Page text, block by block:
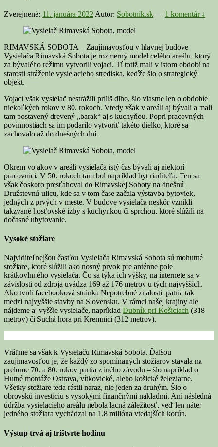
Zverejnené: 11. januára 2022 Autor: Sobotnik.sk — 1 komentár ↓
RIMAVSKÁ SOBOTA – Zaujímavosťou v hlavnej budove
Vysielača Rimavská Sobota je rozmerný model celého areálu, ktorý
za bývalého režimu vytvorili vojaci. Tí totiž mali v istom období na
starosti stráženie vysielacieho strediska, keďže šlo o strategický
objekt.
Vojaci však vysielač nestrážili príliš dlho, šlo vlastne len o obdobie
niekoľkých rokov v 80. rokoch. Vtedy však v areáli aj bývali a mali
tam postavený drevený „barak“ aj s kuchyňou. Popri pracovných
povinnostiach sa im podarilo vytvoriť takéto dielko, ktoré sa
zachovalo až do dnešných dní.
Okrem vojakov v areáli vysielača istý čas bývali aj niektorí
pracovníci. V 50. rokoch tam bol napríklad byt riaditeľa. Ten sa
však čoskoro presťahoval do Rimavskej Soboty na dnešnú
Družstevnú ulicu, kde sa v tom čase začala výstavba bytoviek,
jedných z prvých v meste. V budove vysielača neskôr vznikli
takzvané hosťovské izby s kuchynkou či sprchou, ktoré slúžili na
dočasné ubytovanie.
Vysoké stožiare
Najviditeľnejšou časťou Vysielača Rimavská Sobota sú mohutné
stožiare, ktoré slúžili ako nosný prvok pre anténne pole
krátkovlnného vysielača. Čo sa týka ich výšky, na internete sa v
závislosti od zdroja uvádza 169 až 176 metrov u tých najvyšších.
Ako tvrdí facebooková stránka Nepotrebné znalosti, patria tak
medzi najvyššie stavby na Slovensku. V rámci našej krajiny ale
nájdeme aj vyššie vysielače, napríklad Dubník pri Košiciach (318
metrov) či Suchá hora pri Kremnici (312 metrov).
Vráťme sa však k Vysielaču Rimavská Sobota. Ďalšou
zaujímavosťou je, že každý zo spomínaných stožiarov stavala na
prelome 70. a 80. rokov partia z iného závodu – šlo napríklad o
Hutné montáže Ostrava, vítkovické, alebo košické železiarne.
Všetky stožiare teda rástli naraz, nie jeden za druhým. Šlo o
obrovskú investíciu s vysokými finančnými nákladmi. Ani následná
údržba vysielacieho areálu nebola lacná záležitosť, veď len náter
jedného stožiara vychádzal na 1,8 milióna vtedajších korún.
Výstup trvá aj trištvrte hodinu